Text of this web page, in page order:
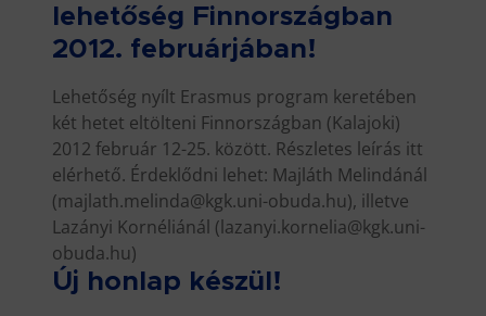
lehetőség Finnországban
2012. februárjában!
Lehetőség nyílt Erasmus program keretében
két hetet eltölteni Finnországban (Kalajoki)
2012 február 12-25. között. Részletes leírás itt
elérhető. Érdeklődni lehet: Majláth Melindánál
(majlath.melinda@kgk.uni-obuda.hu), illetve
Lazányi Kornéliánál (lazanyi.kornelia@kgk.uni-
obuda.hu)
Új honlap készül!